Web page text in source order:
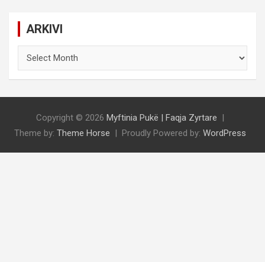
ARKIVI
Copyright © 2026 Myftinia Pukë | Faqja Zyrtare
Theme by: Theme Horse Proudly Powered by: WordPress